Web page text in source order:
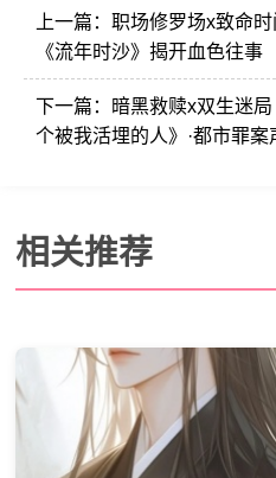
上一篇： 职场修罗场x致命
《流年时沙》揭开血色往事
下一篇：
暗黑救赎x双生迷
个被我活埋的人》·都市罪案
相关推荐